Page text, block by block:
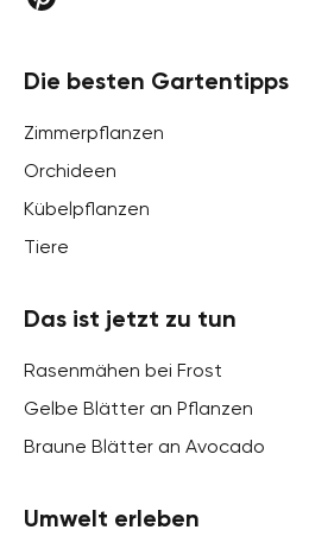
Die besten Gartentipps
Zimmerpflanzen
Orchideen
Kübelpflanzen
Tiere
Das ist jetzt zu tun
Rasenmähen bei Frost
Gelbe Blätter an Pflanzen
Braune Blätter an Avocado
Umwelt erleben